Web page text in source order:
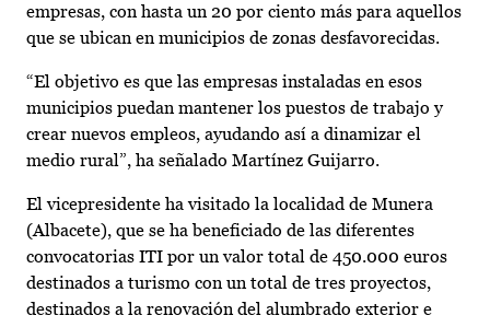
empresas, con hasta un 20 por ciento más para aquellos
que se ubican en municipios de zonas desfavorecidas.
“El objetivo es que las empresas instaladas en esos
municipios puedan mantener los puestos de trabajo y
crear nuevos empleos, ayudando así a dinamizar el
medio rural”, ha señalado Martínez Guijarro.
El vicepresidente ha visitado la localidad de Munera
(Albacete), que se ha beneficiado de las diferentes
convocatorias ITI por un valor total de 450.000 euros
destinados a turismo con un total de tres proyectos,
destinados a la renovación del alumbrado exterior e